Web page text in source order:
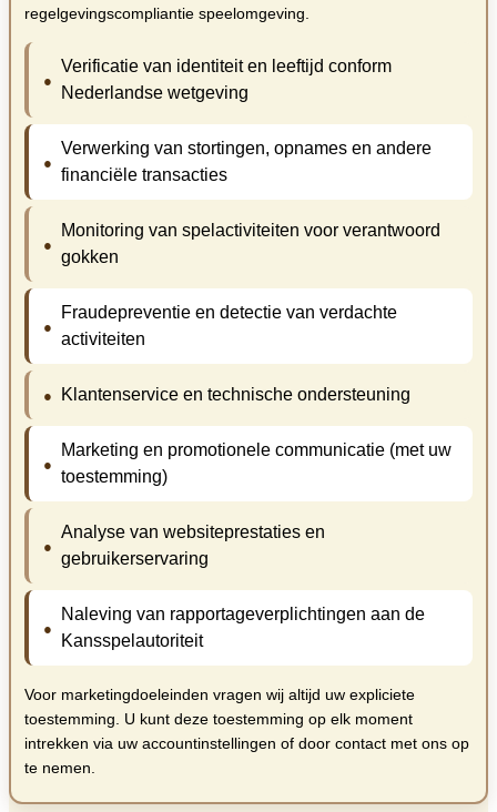
regelgevingscompliantie speelomgeving.
Verificatie van identiteit en leeftijd conform
Nederlandse wetgeving
Verwerking van stortingen, opnames en andere
financiële transacties
Monitoring van spelactiviteiten voor verantwoord
gokken
Fraudepreventie en detectie van verdachte
activiteiten
Klantenservice en technische ondersteuning
Marketing en promotionele communicatie (met uw
toestemming)
Analyse van websiteprestaties en
gebruikerservaring
Naleving van rapportageverplichtingen aan de
Kansspelautoriteit
Voor marketingdoeleinden vragen wij altijd uw expliciete
toestemming. U kunt deze toestemming op elk moment
intrekken via uw accountinstellingen of door contact met ons op
te nemen.